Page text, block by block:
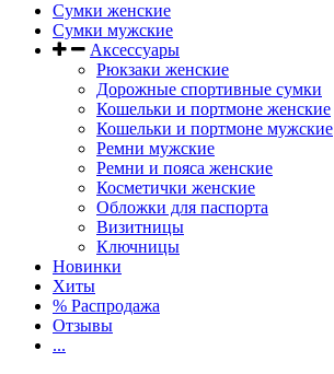
Сумки женские
Сумки мужские
Аксессуары
Рюкзаки женские
Дорожные спортивные сумки
Кошельки и портмоне женские
Кошельки и портмоне мужские
Ремни мужские
Ремни и пояса женские
Косметички женские
Обложки для паспорта
Визитницы
Ключницы
Новинки
Хиты
% Распродажа
Отзывы
...